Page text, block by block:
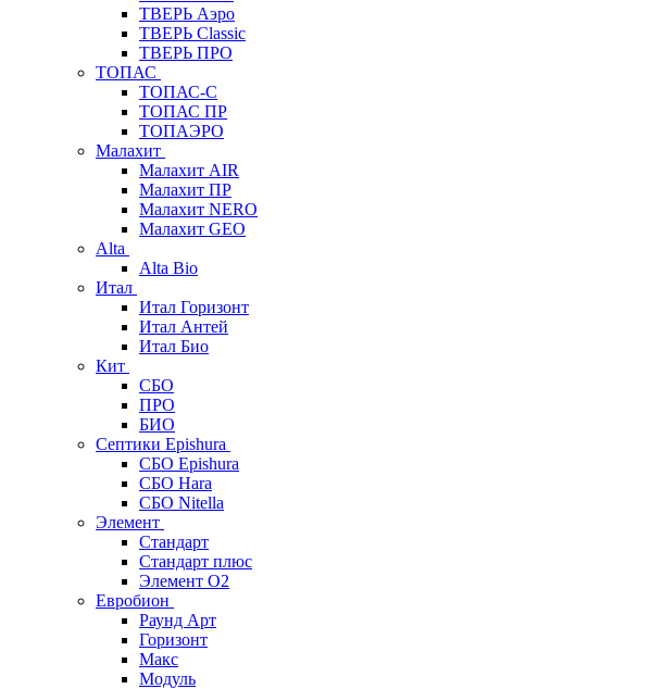
ТВЕРЬ Аэро
ТВЕРЬ Classic
ТВЕРЬ ПРО
ТОПАС
ТОПАС-С
ТОПАС ПР
ТОПАЭРО
Малахит
Малахит AIR
Малахит ПР
Малахит NERO
Малахит GEO
Alta
Alta Bio
Итал
Итал Горизонт
Итал Антей
Итал Био
Кит
СБО
ПРО
БИО
Септики Epishura
СБО Epishura
СБО Hara
СБО Nitella
Элемент
Стандарт
Стандарт плюс
Элемент О2
Евробион
Раунд Арт
Горизонт
Макс
Модуль